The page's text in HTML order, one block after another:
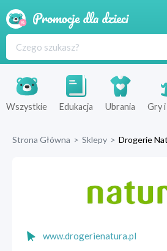
Produkty
Sklepy
Wszystkie Edukacja Ubrania Gry
Strona Główna > Sklepy > Drogerie
www.drogerienatura.pl